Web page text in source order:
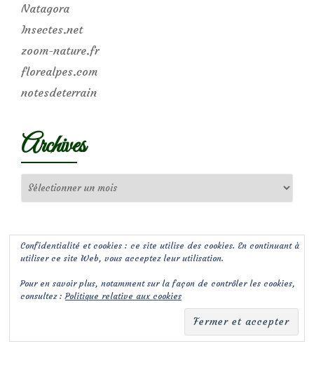
Natagora
Insectes.net
zoom-nature.fr
florealpes.com
notesdeterrain
Archives
Confidentialité et cookies : ce site utilise des cookies. En continuant à
utiliser ce site Web, vous acceptez leur utilisation.
Pour en savoir plus, notamment sur la façon de contrôler les cookies,
consultez :Politique relative aux cookies